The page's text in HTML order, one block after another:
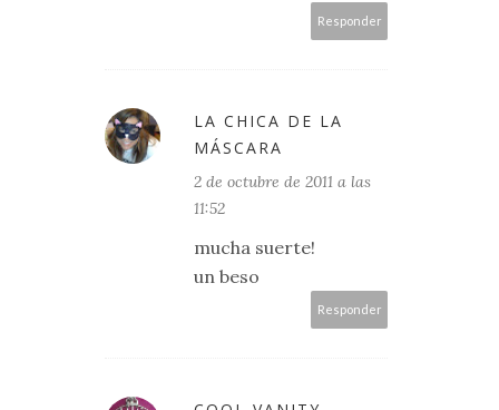
Responder
LA CHICA DE LA
MÁSCARA
2 de octubre de 2011 a las
11:52
mucha suerte!
un beso
Responder